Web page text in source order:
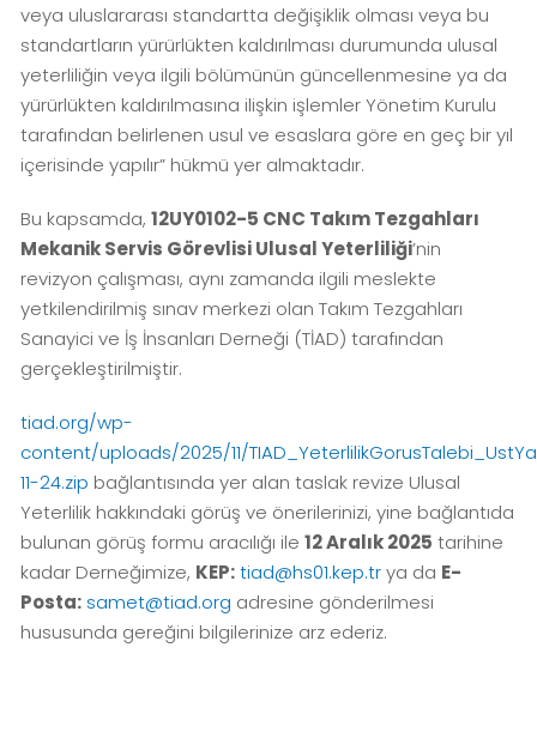
veya uluslararası standartta değişiklik olması veya bu
standartların yürürlükten kaldırılması durumunda ulusal
yeterliliğin veya ilgili bölümünün güncellenmesine ya da
yürürlükten kaldırılmasına ilişkin işlemler Yönetim Kurulu
tarafından belirlenen usul ve esaslara göre en geç bir yıl
içerisinde yapılır” hükmü yer almaktadır.
Bu kapsamda,12UY0102-5 CNC Takım Tezgahları
Mekanik Servis Görevlisi Ulusal Yeterliliği’nin
revizyon çalışması, aynı zamanda ilgili meslekte
yetkilendirilmiş sınav merkezi olan Takım Tezgahları
Sanayici ve İş İnsanları Derneği (TİAD) tarafından
gerçekleştirilmiştir.
tiad.org/wp-
content/uploads/2025/11/
11-24.zip bağlantısında yer alan taslak revize Ulusal
Yeterlilik hakkındaki görüş ve önerilerinizi, yine bağlantıda
bulunan görüş formu aracılığı ile12 Aralık 2025 tarihine
kadar Derneğimize, KEP: tiad@hs01.kep.trya da E-
Posta: samet@tiad.org adresine gönderilmesi
hususunda gereğini bilgilerinize arz ederiz.